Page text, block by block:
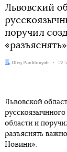
Львовский
поручил
Автор:
Oleg Panfilovych
Львовской
области и
разъяснять
Новини».